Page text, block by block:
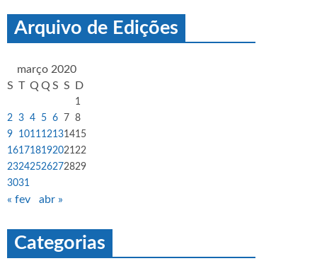
Arquivo de Edições
março 2020
S T Q Q S S D
1
2 3 4 5 6 7
8
9
101112131415
16171819202122
23242526272829
3031
« fev abr »
Categorias